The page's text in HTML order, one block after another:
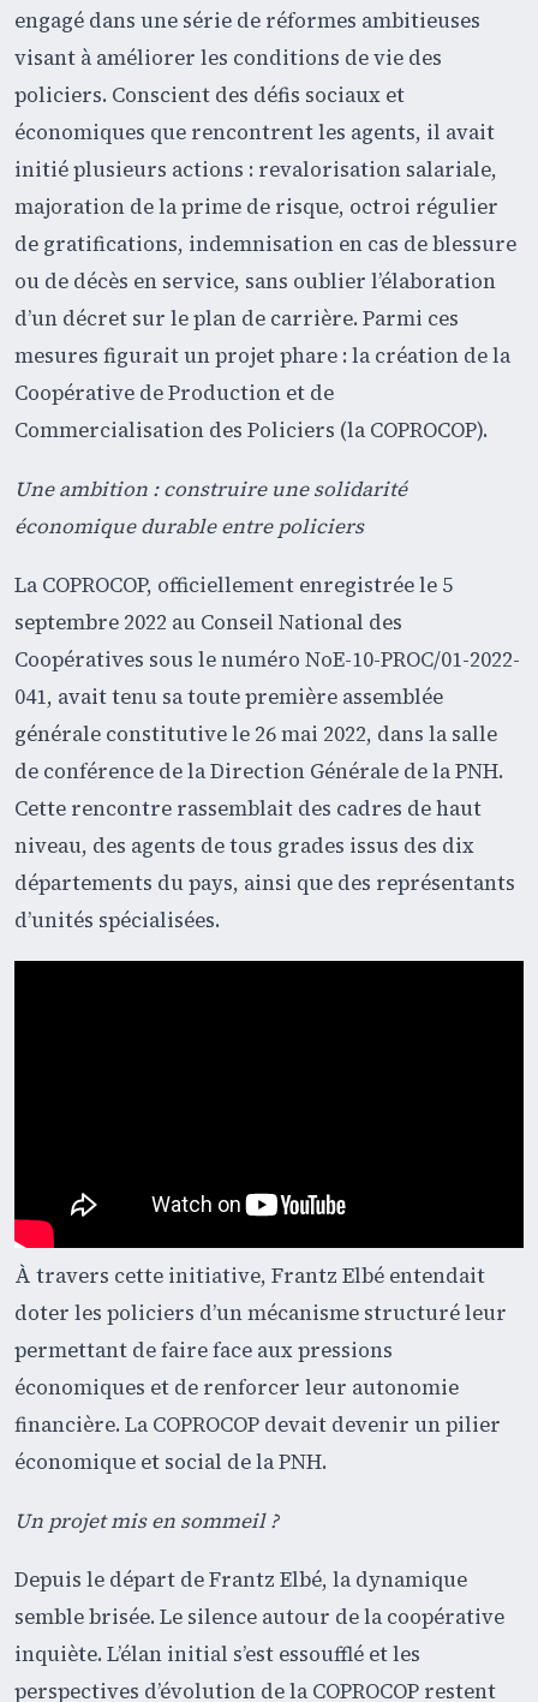
engagé dans une série de réformes ambitieuses
visant à améliorer les conditions de vie des
policiers. Conscient des défis sociaux et
économiques que rencontrent les agents, il avait
initié plusieurs actions : revalorisation salariale,
majoration de la prime de risque, octroi régulier
de gratifications, indemnisation en cas de blessure
ou de décès en service, sans oublier l’élaboration
d’un décret sur le plan de carrière. Parmi ces
mesures figurait un projet phare : la création de la
Coopérative de Production et de
Commercialisation des Policiers (la COPROCOP).
Une ambition : construire une solidarité
économique durable entre policiers
La COPROCOP, officiellement enregistrée le 5
septembre 2022 au Conseil National des
Coopératives sous le numéro NoE-10-PROC/01-2022-
041, avait tenu sa toute première assemblée
générale constitutive le 26 mai 2022, dans la salle
de conférence de la Direction Générale de la PNH.
Cette rencontre rassemblait des cadres de haut
niveau, des agents de tous grades issus des dix
départements du pays, ainsi que des représentants
d’unités spécialisées.
À travers cette initiative, Frantz Elbé entendait
doter les policiers d’un mécanisme structuré leur
permettant de faire face aux pressions
économiques et de renforcer leur autonomie
financière. La COPROCOP devait devenir un pilier
économique et social de la PNH.
Un projet mis en sommeil ?
Depuis le départ de Frantz Elbé, la dynamique
semble brisée. Le silence autour de la coopérative
inquiète. L’élan initial s’est essoufflé et les
perspectives d’évolution de la COPROCOP restent